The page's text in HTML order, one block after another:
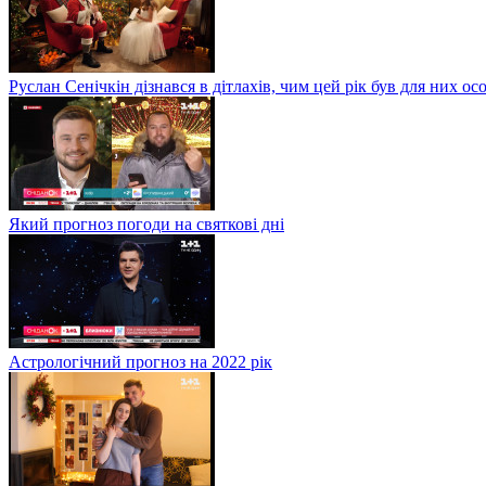
Руслан Сенічкін дізнався в дітлахів, чим цей рік був для них
Який прогноз погоди на святкові дні
Астрологічний прогноз на 2022 рік